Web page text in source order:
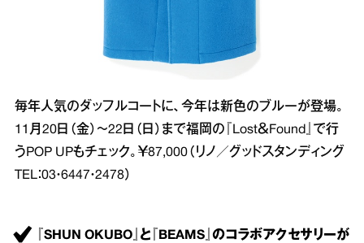
毎年人気のダッフルコートに、今年は新色のブルーが登場。
11月20日（金）～22日（日）まで福岡の『Lost＆Found』で行
うPOP UPもチェック。￥87,000（リノ／グッドスタンディング
TEL：03・6447・2478）
『SHUN OKUBO』と『BEAMS』のコラボアクセサリーが